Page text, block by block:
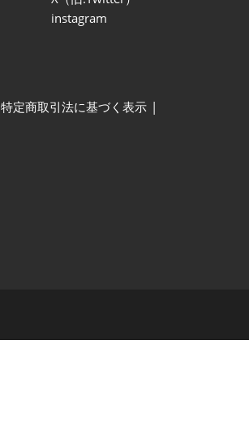
instagram
特定商取引法に基づく表示